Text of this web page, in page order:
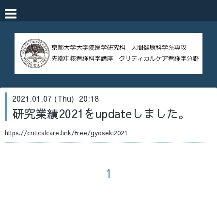
2021.01.07 (Thu) 20:18
研究業績2021をupdateしました。
https://criticalcare.link/free/gyoseki2021
1